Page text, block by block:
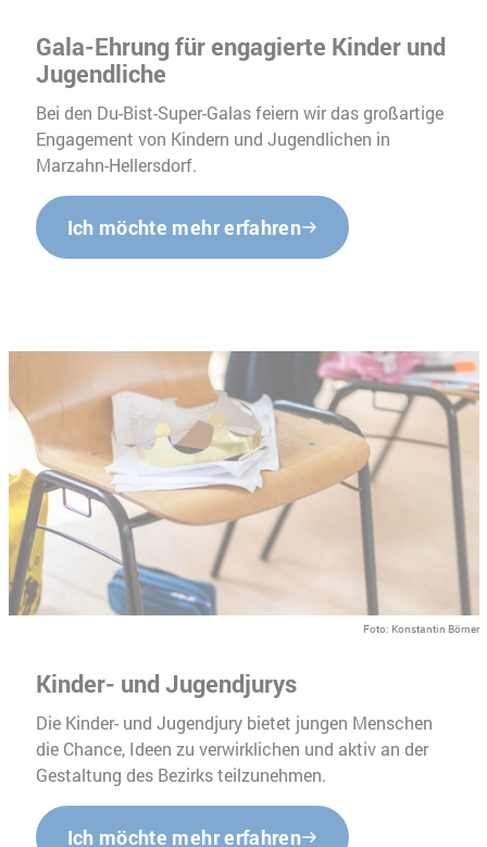
Gala-Ehrung für engagierte Kinder und
Jugendliche
Bei den Du-Bist-Super-Galas feiern wir das großartige
Engagement von Kindern und Jugendlichen in
Marzahn-Hellersdorf.
Ich möchte mehr erfahren
Foto: Konstantin Börner
Kinder- und Jugendjurys
Die Kinder- und Jugendjury bietet jungen Menschen
die Chance, Ideen zu verwirklichen und aktiv an der
Gestaltung des Bezirks teilzunehmen.
Ich möchte mehr erfahren